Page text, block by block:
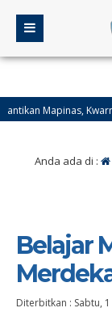
Kwarnas, dan
Kalimantan Selatan.
Anda ada di :
Belajar
Diterbitkan : Sabtu,